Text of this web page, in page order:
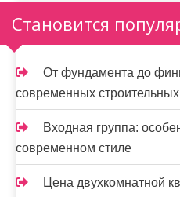
Становится
От фундамента до
современных
Входная группа:
современном стиле
Цена двухкомнатной